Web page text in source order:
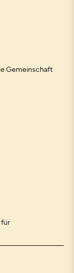
Gemeinschaft
für